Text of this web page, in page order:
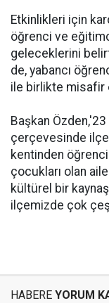
Etkinlikleri için
öğrenci ve
geleceklerini
de, yabancı
ile birlikte misafir
Başkan
çerçevesinde
kentinden
çocukları olan
kültürel bir
ilçemizde çok
HABERE YORUM